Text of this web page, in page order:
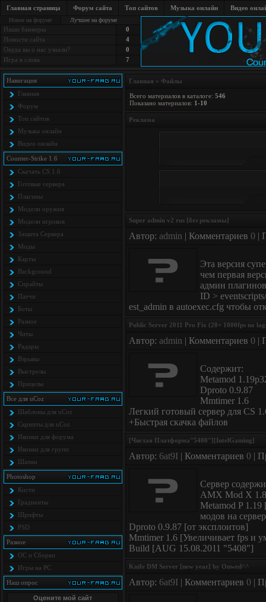
Главная страница Форум сайта Топ сайтов Музыка онлайн Видео
Новое на форуме Лучшее на форуме
Наши баннеры
0
Новости сайта
4
Окуда вы о нас узнали?
0
Игра в слова
7
Навигация
Главная
Форум
Топ сайтов
Музыка онлайн
Видео онлайн
Counter-Strike 1.6
Скачать CS 1.6
Готовые сервера
Плагины
Модели оружия
Модели игроков
Защита Cервера
Моды
Карты
Background
Спрайты
Патчи
Боты
Разное
Читы
Радары
Взрывы
Выстрелы
Прицелы
Все для uCoz
Шаблоны для uCoz
Скрипты для uCoz
Иконки для форума
Иконки для групп
Шапки
Photoshop
Кисти
Градиенты
Шрифты
PSD
Разное
ОС и Сборки
Игры на PC
Наш опрос
Оцените мой сайт
Главная » Файлы
Всего материалов в каталоге: 546
Показано материалов: 1-10
Реклама
Super admin v2 rus [без рекламы]
Автор: admin | Комментариев 0 |
Эта версия
чем первая
админ
ID >
est_admin в autoexec.cfg чтобы
Public Server 2011 Pro Fix (20+ 1000fps no
Автор: admin | Комментариев 0 |
Содержит:
Metamod
Dproto 0.9.87
Mmtimer 1.6
Легкий готовый сервер для CS
+Быстрая скачка файлов
[Чистая Платформа"5408"][IntelGaming]
Автор: 6at9I | Комментариев 0 |
Сервер
AMX Mod X
Metamod P
модов на
Dproto 0.9.87 [от эксплоитов]
Mmtimer 1.6 [Увеличивает fps и
Build [AUG 15.08.2011 "5408"]
Knife DM Server [new year] by Onwed^^
Автор: 6at9I | Комментариев 0 |